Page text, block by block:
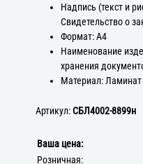
Надпись (текст и
Свидетельство о
Формат: А4
Наименование
хранения
Материал: Ламинат
Артикул:СБЛ4002-8899н
Ваша цена:
Розничная: